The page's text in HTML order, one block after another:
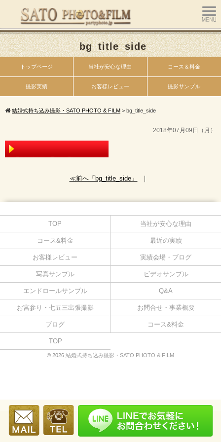
bg_title_side
トップページ 当社が安心な理由 コース＆料金
撮影実績 お客様レビュー 撮影サンプル
結婚式持ち込み撮影・SATO PHOTO & FILM > bg_title_side
2018年07月09日（月）
≪前へ「bg_title_side」 ｜
TOP 当社が安心な理由
コース&料金 最近の実績
お客様レビュー 実績会場・ブログ
写真サンプル ビデオサンプル
エンドロールサンプル Q&A
お宮参り・七五三出張撮影 お問合せ・事業概要
ブログ コース&料金
TOP
© 2026 結婚式持ち込み撮影・SATO PHOTO & FILM